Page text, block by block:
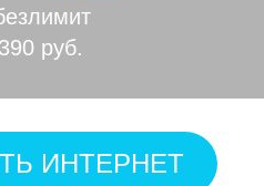
руб.
ИНТЕРНЕТ